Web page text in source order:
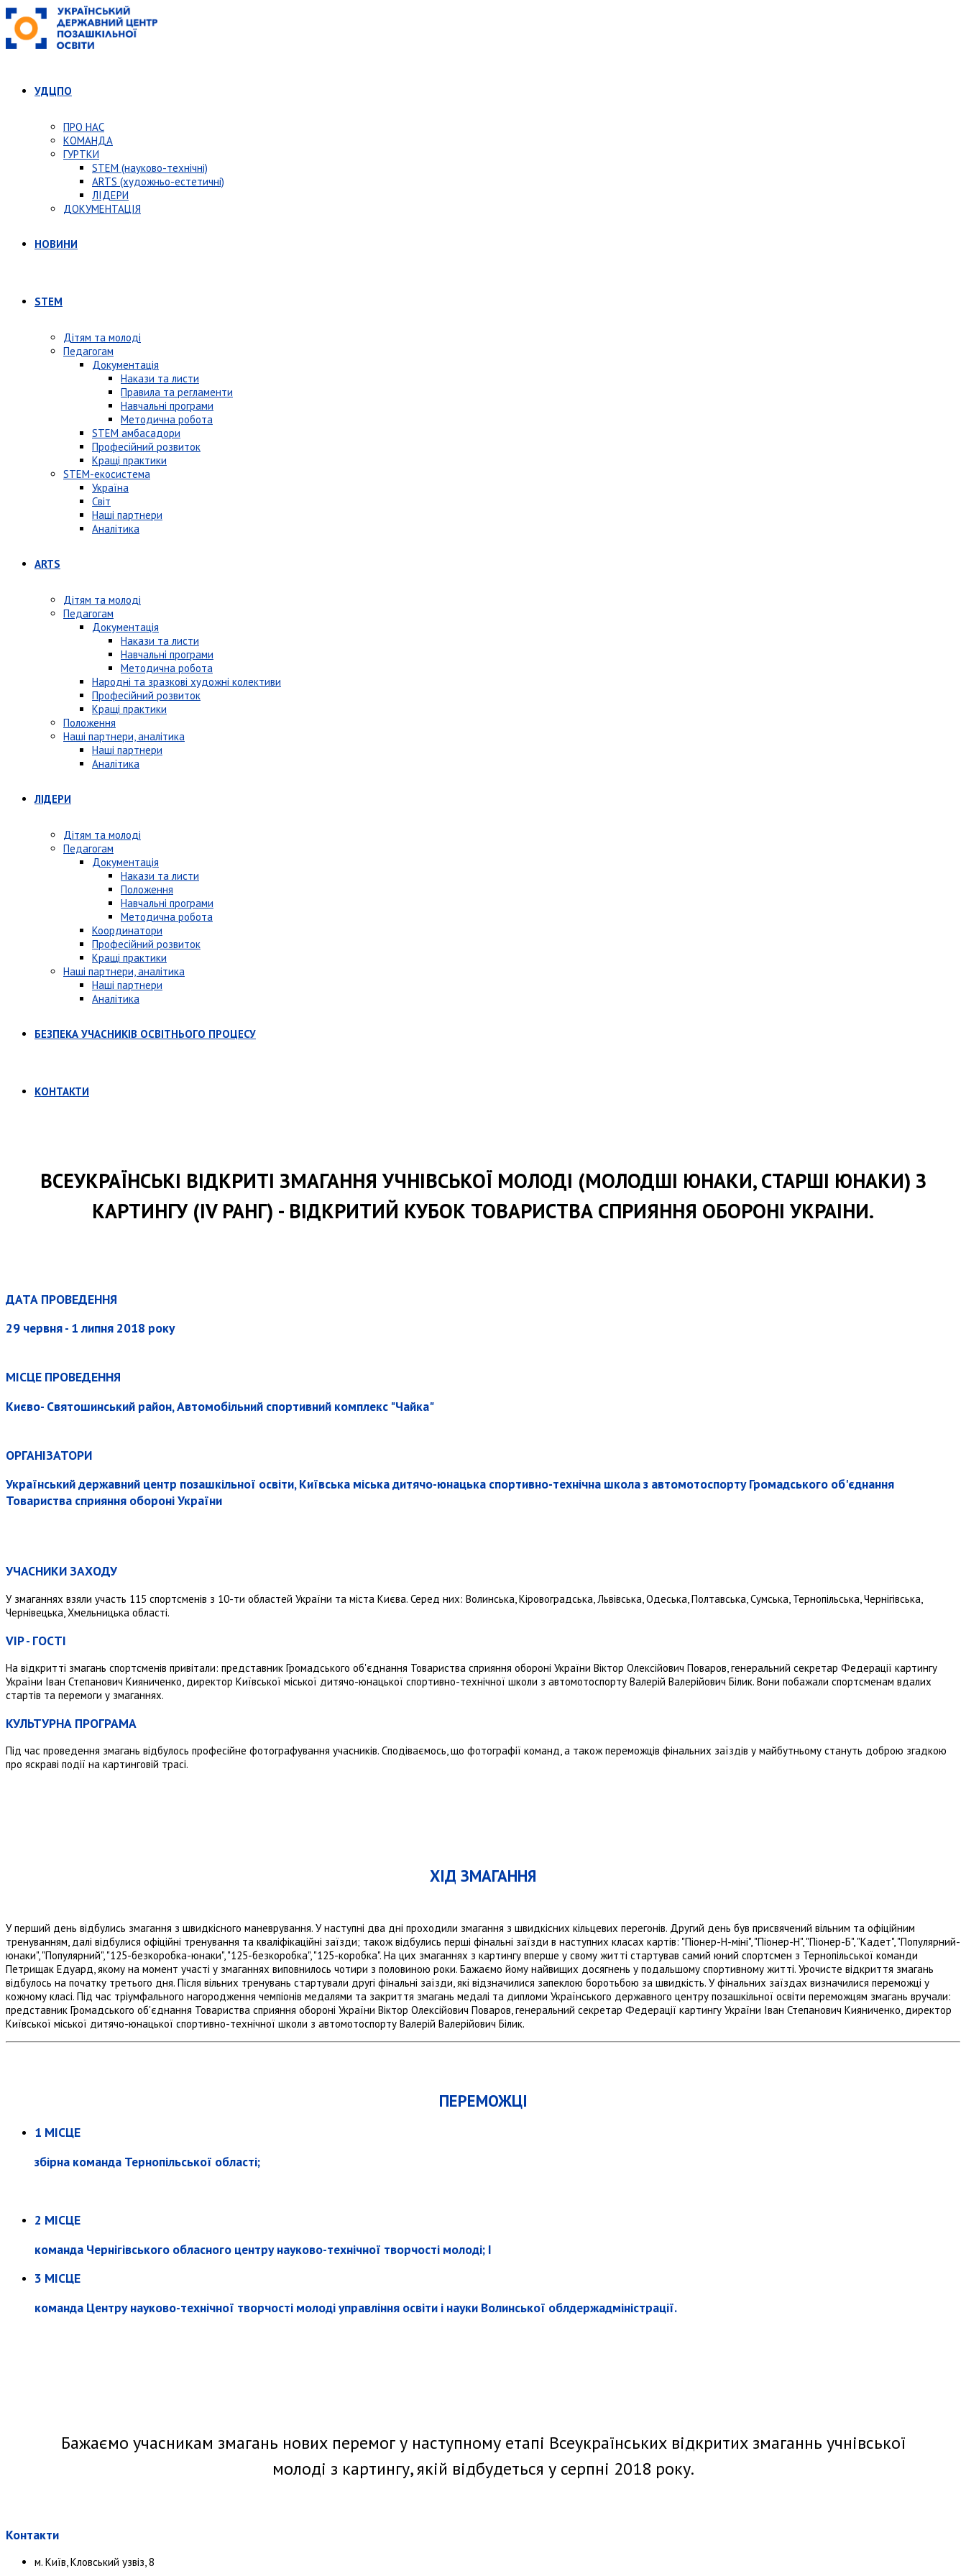
УДЦПО
ПРО НАС
КОМАНДА
ГУРТКИ
STEM (науково-технічні)
ARTS (художньо-естетичні)
ЛІДЕРИ
ДОКУМЕНТАЦІЯ
НОВИНИ
STEM
Дітям та молоді
Педагогам
Документація
Накази та листи
Правила та регламенти
Навчальні програми
Методична робота
STEM амбасадори
Професійний розвиток
Кращі практики
STEM-екосистема
Україна
Світ
Наші партнери
Аналітика
ARTS
Дітям та молоді
Педагогам
Документація
Накази та листи
Навчальні програми
Методична робота
Народні та зразкові художні колективи
Професійний розвиток
Кращі практики
Положення
Наші партнери, аналітика
Наші партнери
Аналітика
ЛІДЕРИ
Дітям та молоді
Педагогам
Документація
Накази та листи
Положення
Навчальні програми
Методична робота
Координатори
Професійний розвиток
Кращі практики
Наші партнери, аналітика
Наші партнери
Аналітика
БЕЗПЕКА УЧАСНИКІВ ОСВІТНЬОГО ПРОЦЕСУ
КОНТАКТИ
ВСЕУКРАЇНСЬКІ ВІДКРИТІ ЗМАГАННЯ УЧНІВСЬКОЇ МОЛОДІ (МОЛОДШІ ЮНАКИ, СТАРШІ ЮНАКИ) З
КАРТИНГУ (ІV РАНГ) - ВІДКРИТИЙ КУБОК ТОВАРИСТВА СПРИЯННЯ ОБОРОНІ УКРАІНИ.
ДАТА ПРОВЕДЕННЯ
29 червня - 1 липня 2018 року
МІСЦЕ ПРОВЕДЕННЯ
Києво- Святошинський район, Автомобільний спортивний комплекс "Чайка"
ОРГАНІЗАТОРИ
Український державний центр позашкільної освіти, Київська міська дитячо-юнацька спортивно-технічна школа з автомотоспорту Громадського об'єднання
Товариства сприяння обороні України
УЧАСНИКИ ЗАХОДУ
У змаганнях взяли участь 115 спортсменів з 10-ти областей України та міста Києва. Серед них: Волинська, Кіровоградська, Львівська, Одеська, Полтавська, Сумська, Тернопільська, Чернігівська,
Чернівецька, Хмельницька області.
VIP - ГОСТІ
На відкритті змагань спортсменів привітали: представник Громадського об'єднання Товариства сприяння обороні України Віктор Олексійович Поваров, генеральний секретар Федерації картингу
України Іван Степанович Кияниченко, директор Київської міської дитячо-юнацької спортивно-технічної школи з автомотоспорту Валерій Валерійович Білик. Вони побажали спортсменам вдалих
стартів та перемоги у змаганнях.
КУЛЬТУРНА ПРОГРАМА
Під час проведення змагань відбулось професійне фотографування учасників. Сподіваємось, що фотографії команд, а також переможців фінальних заїздів у майбутньому стануть доброю згадкою
про яскраві події на картинговій трасі.
ХІД ЗМАГАННЯ
У перший день відбулись змагання з швидкісного маневрування. У наступні два дні проходили змагання з швидкісних кільцевих перегонів. Другий день був присвячений вільним та офіційним
тренуванням, далі відбулися офіційні тренування та кваліфікаційні заїзди; також відбулись перші фінальні заїзди в наступних класах картів: "Піонер-Н-міні", "Піонер-Н", "Піонер-Б", "Кадет", "Популярний-
юнаки", "Популярний", "125-безкоробка-юнаки", "125-безкоробка", "125-коробка". На цих змаганнях з картингу вперше у свому житті стартував самий юний спортсмен з Тернопільської команди
Петрищак Едуард, якому на момент участі у змаганнях виповнилось чотири з половиною роки. Бажаємо йому найвищих досягнень у подальшому спортивному житті. Урочисте відкриття змагань
відбулось на початку третього дня. Після вільних тренувань стартували другі фінальні заїзди, які відзначилися запеклою боротьбою за швидкість. У фінальних заїздах визначилися переможці у
кожному класі. Під час тріумфального нагородження чемпіонів медалями та закриття змагань медалі та дипломи Українського державного центру позашкільної освіти переможцям змагань вручали:
представник Громадського об'єднання Товариства сприяння обороні України Віктор Олексійович Поваров, генеральний секретар Федерації картингу України Іван Степанович Кияниченко, директор
Київської міської дитячо-юнацької спортивно-технічної школи з автомотоспорту Валерій Валерійович Білик.
ПЕРЕМОЖЦІ
1 МІСЦЕ
збірна команда Тернопільської області;
2 МІСЦЕ
команда Чернігівського обласного центру науково-технічної творчості молоді; I
3 МІСЦЕ
команда Центру науково-технічної творчості молоді управління освіти і науки Волинської облдержадміністрації.
Бажаємо учасникам змагань нових перемог у наступному етапі Всеукраїнських відкритих змаганнь учнівської
молоді з картингу, якій відбудеться у серпні 2018 року.
Контакти
м. Київ, Кловський узвіз, 8